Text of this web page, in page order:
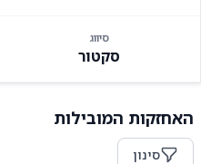
סיווג
סקטור
האחזקות המובילות
סינון